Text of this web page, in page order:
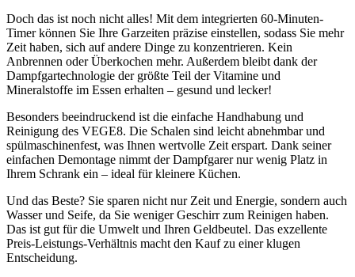
Doch das ist noch nicht alles! Mit dem integrierten 60-Minuten-
Timer können Sie Ihre Garzeiten präzise einstellen, sodass Sie mehr
Zeit haben, sich auf andere Dinge zu konzentrieren. Kein
Anbrennen oder Überkochen mehr. Außerdem bleibt dank der
Dampfgartechnologie der größte Teil der Vitamine und
Mineralstoffe im Essen erhalten – gesund und lecker!
Besonders beeindruckend ist die einfache Handhabung und
Reinigung des VEGE8. Die Schalen sind leicht abnehmbar und
spülmaschinenfest, was Ihnen wertvolle Zeit erspart. Dank seiner
einfachen Demontage nimmt der Dampfgarer nur wenig Platz in
Ihrem Schrank ein – ideal für kleinere Küchen.
Und das Beste? Sie sparen nicht nur Zeit und Energie, sondern auch
Wasser und Seife, da Sie weniger Geschirr zum Reinigen haben.
Das ist gut für die Umwelt und Ihren Geldbeutel. Das exzellente
Preis-Leistungs-Verhältnis macht den Kauf zu einer klugen
Entscheidung.